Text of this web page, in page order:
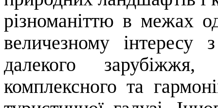
різноманіттю в межах
величезному інтересу
далекого
комплексного та